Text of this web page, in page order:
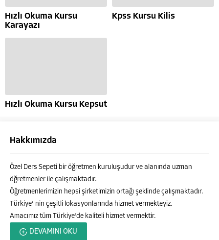
Hızlı Okuma Kursu
Karayazı
Kpss Kursu Kilis
Hızlı Okuma Kursu Kepsut
Hakkımızda
Özel Ders Sepeti bir öğretmen kuruluşudur ve alanında uzman
öğretmenler ile çalışmaktadır.
Öğretmenlerimizin hepsi şirketimizin ortağı şeklinde çalışmaktadır.
Türkiye’ nin çeşitli lokasyonlarında hizmet vermekteyiz.
Amacımız tüm Türkiye’de kaliteli hizmet vermektir.
DEVAMINI OKU
Özel Ders Sepeti